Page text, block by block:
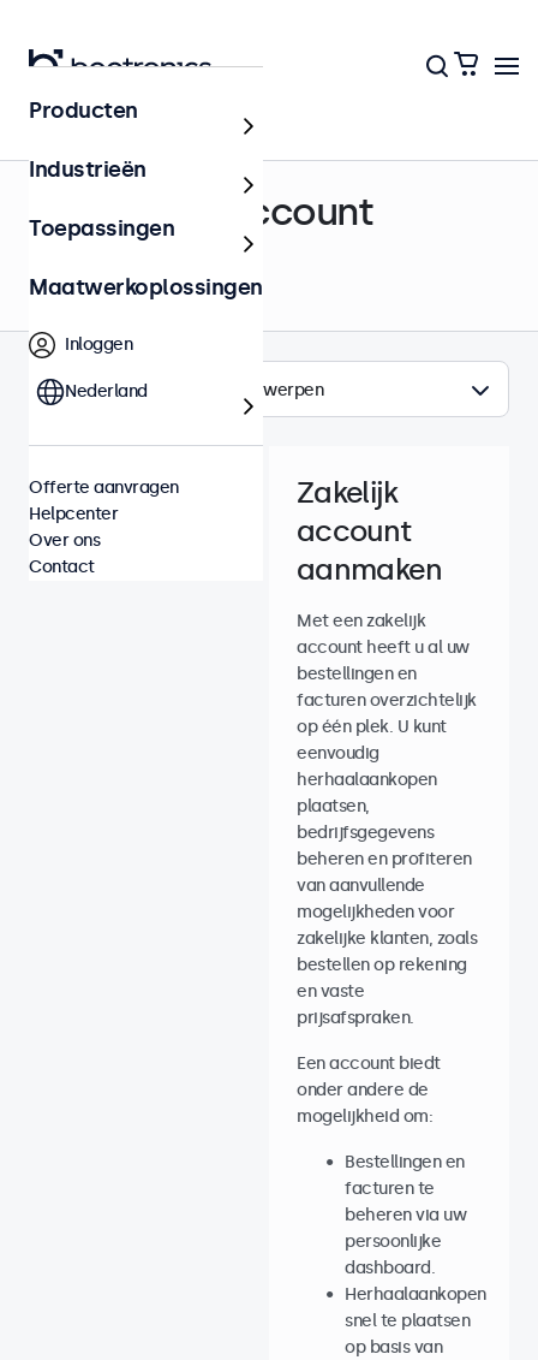
Beetronics Account
Onderwerpen
Zakelijk
account
aanmaken
Met een zakelijk
account heeft u al uw
bestellingen en
facturen overzichtelijk
op één plek. U kunt
eenvoudig
herhaalaankopen
plaatsen,
bedrijfsgegevens
beheren en profiteren
van aanvullende
mogelijkheden voor
zakelijke klanten, zoals
bestellen op rekening
en vaste
prijsafspraken.
Een account biedt
onder andere de
mogelijkheid om:
Bestellingen en
facturen te
beheren via uw
persoonlijke
dashboard.
Herhaalaankopen
snel te plaatsen
op basis van
Producten
Industrieën
Toepassingen
Maatwerkoplossingen
Inloggen
Nederland
Offerte aanvragen
Helpcenter
Over ons
Contact